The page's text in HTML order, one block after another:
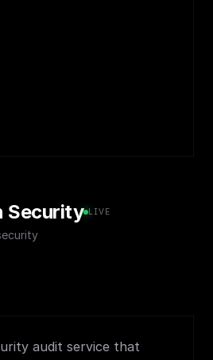
Security LIVE
audit service that